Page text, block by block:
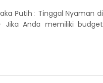
Putih : Tinggal Nyaman di
Jika Anda memiliki budget